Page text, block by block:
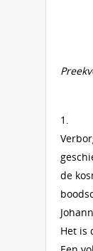
1.
de
Het is